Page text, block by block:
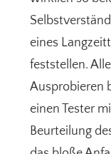
eines
feststellen.
Ausprobieren
einen Tester
Beurteilung